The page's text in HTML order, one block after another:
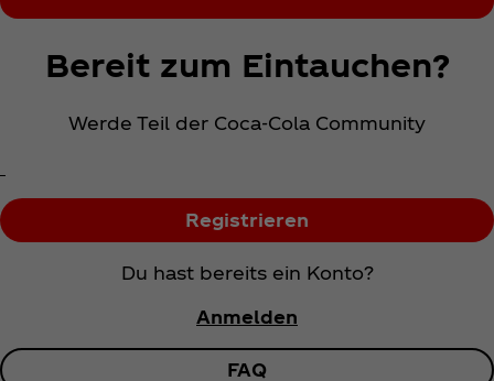
Bereit zum Eintauchen?
Werde Teil der Coca‑Cola Community
Registrieren
Du hast bereits ein Konto?
Anmelden
FAQ